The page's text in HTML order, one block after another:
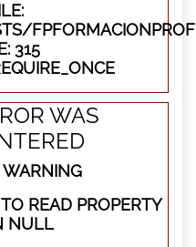
315
WAS
WARNING
READ PROPERTY
NULL